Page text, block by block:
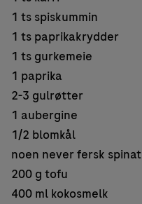
1 ts spiskummin
1 ts paprikakrydder
1 ts gurkemeie
1 paprika
2-3 gulrøtter
1 aubergine
1/2 blomkål
noen never fersk spinat
200 g tofu
400 ml kokosmelk